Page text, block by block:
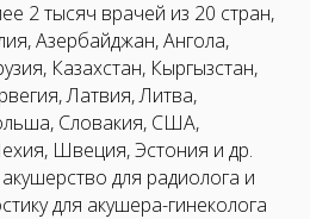
2 тысяч врачей из 20 стран,
Азербайджан, Ангола,
Казахстан, Кыргызстан,
Латвия, Литва,
Словакия, США,
Швеция, Эстония и др.
для радиолога и
для акушера-гинеколога